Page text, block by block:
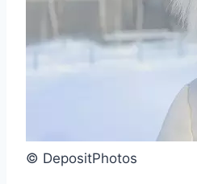
© DepositPhotos